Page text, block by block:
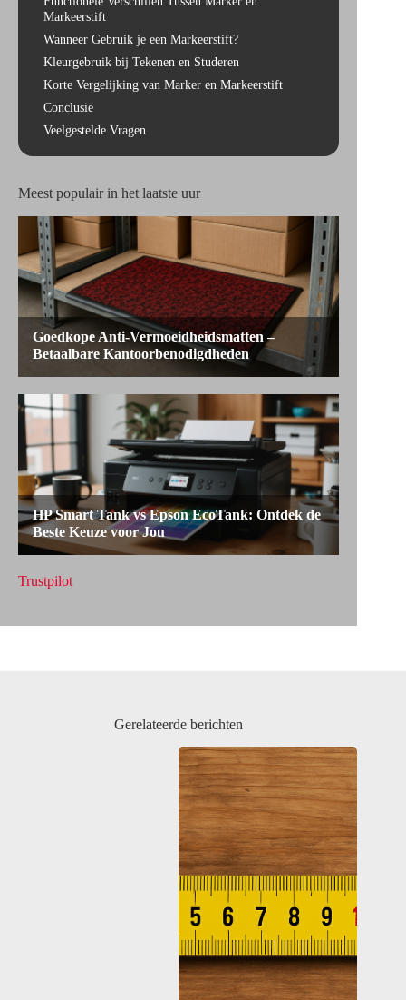
Markeerstift
Wanneer Gebruik je een Markeerstift?
Kleurgebruik bij Tekenen en Studeren
Korte Vergelijking van Marker en Markeerstift
Conclusie
Veelgestelde Vragen
Meest populair in het laatste uur
Trustpilot
Gerelateerde berichten